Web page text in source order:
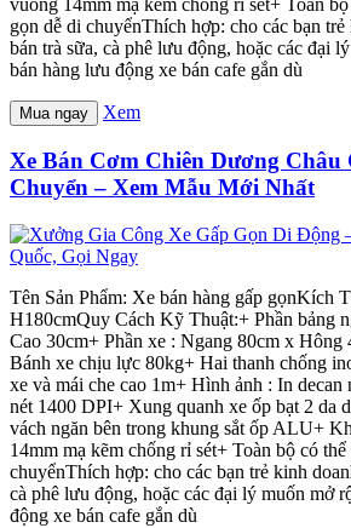
gọn dễ di chuyểnThích hợp: cho các bạn
bán trà sữa, cà phê lưu động, hoặc các đại
bán hàng lưu động xe bán cafe gắn dù
Mua ngay Xem
Xe Bán Cơm Chiên Dương Châu
Chuyển – Xem Mẫu Mới Nhất
Tên Sản Phẩm: Xe bán hàng gấp gọnKích
H180cmQuy Cách Kỹ Thuật:+ Phần bảng
Cao 30cm+ Phần xe : Ngang 80cm x Hông
Bánh xe chịu lực 80kg+ Hai thanh chống
xe và mái che cao 1m+ Hình ảnh : In decan
nét 1400 DPI+ Xung quanh xe ốp bạt 2 da
vách ngăn bên trong khung sắt ốp ALU+
14mm mạ kẽm chống rỉ sét+ Toàn bộ có
chuyểnThích hợp: cho các bạn trẻ kinh
cà phê lưu động, hoặc các đại lý muốn mở
động xe bán cafe gắn dù